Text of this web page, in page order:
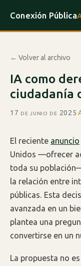
Conexión Pública
← Volver al archivo
IA como
ciudadanía
17 de junio de 2025·
El reciente anuncio
Unidos —ofrecer
toda su
la relación entre
públicas. Esta
avanzada en un
plantea una
convertirse en un
La propuesta no